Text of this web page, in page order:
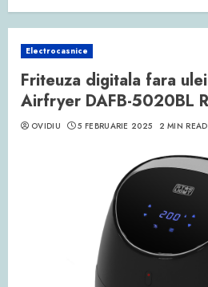
Electrocasnice
Friteuza digitala fara
Airfryer DAFB-5020BL
OVIDIU 5 FEBRUARIE 2025 2 MIN READ